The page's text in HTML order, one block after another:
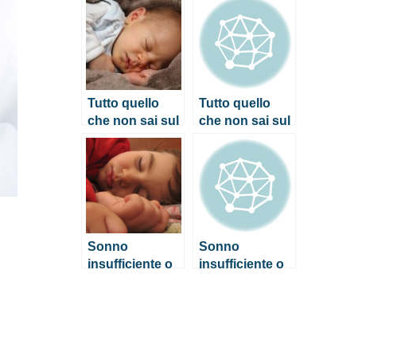
che faresti
bene a seguire
che faresti
bene a seguire
Tutto quello
che non sai sul
sonno del
neonato
Tutto quello
che non sai sul
sonno del
neonato
Sonno
insufficiente o
Sonno
insufficiente o